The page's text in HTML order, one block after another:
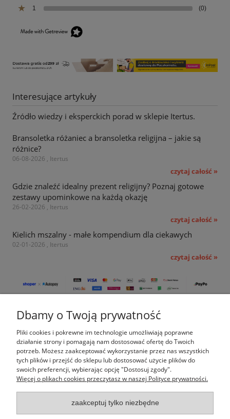
1
(0)
Interesujące artykuły
Źródło wiedzy i eksperckich porad w sklepie Itertus.
Bransoletka różaniec a bransoletka religijna – jakie są
różnice?
06-08-2026 , Itertus
czytaj całość »
Gdzie znaleźć idealny prezent religijny? Poznaj gotowe
zestawy upominkowe na każdą okazję
26-02-2026 , Itertus
czytaj całość »
Kielich mszalny - małe kompendium dla ciekawych
02-01-2026 , Itertus
czytaj całość »
Pomoc
Moje konto
Płatności i dostawa
Informacje
O nas
Dbamy o Twoją prywatność
Pliki cookies i pokrewne im technologie umożliwiają poprawne
działanie strony i pomagają nam dostosować ofertę do Twoich
potrzeb. Możesz zaakceptować wykorzystanie przez nas wszystkich
tych plików i przejść do sklepu lub dostosować użycie plików do
swoich preferencji, wybierając opcję "Dostosuj zgody".
Więcej o plikach cookies przeczytasz w naszej Polityce prywatności.
zaakceptuj tylko niezbędne